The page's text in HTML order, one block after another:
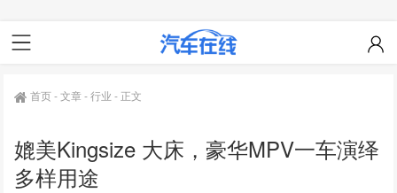
首页-文章-行业 - 正文
媲美Kingsize 大床，豪华MPV一车演绎
多样用途